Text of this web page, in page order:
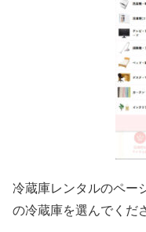
冷蔵庫レンタルのペー
の冷蔵庫を選んでくだ